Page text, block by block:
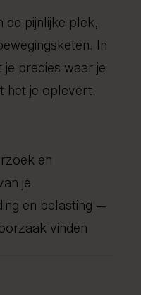
de pijnlijke plek,
In
precies waar je
het je oplevert.
en
je
en belasting —
vinden